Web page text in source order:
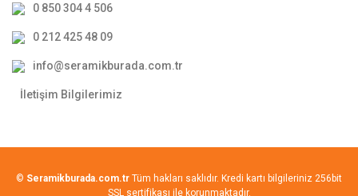
0 850 304 4 506
0 212 425 48 09
info@seramikburada.com.tr
İletişim Bilgilerimiz
© Seramikburada.com.tr Tüm hakları saklıdır. Kredi kartı bilgileriniz 256bit
SSL sertifikası ile korunmaktadır.